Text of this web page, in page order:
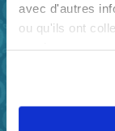
avec d'autres
ou qu'ils ont
1) La loi et la
2) Le
5)